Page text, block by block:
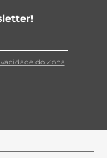
do Zona